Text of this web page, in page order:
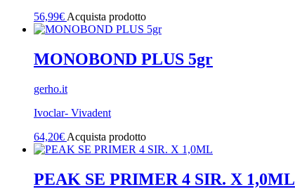
56,99€ Acquista prodotto
MONOBOND PLUS 5gr
gerho.it
Ivoclar- Vivadent
64,20€ Acquista prodotto
PEAK SE PRIMER 4 SIR. X 1,0ML